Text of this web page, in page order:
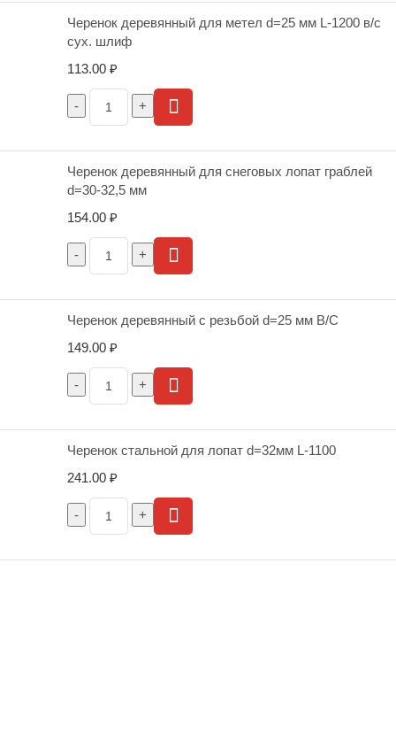
Черенок деревянный для метел d=25 мм L-1200 в/с
сух. шлиф
113.00 ₽
Черенок деревянный для снеговых лопат граблей
d=30-32,5 мм
154.00 ₽
Черенок деревянный с резьбой d=25 мм В/С
149.00 ₽
Черенок стальной для лопат d=32мм L-1100
241.00 ₽